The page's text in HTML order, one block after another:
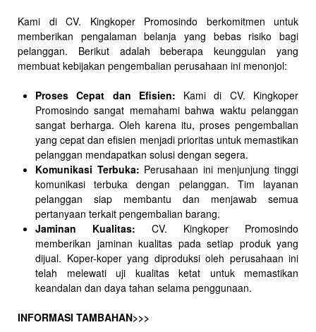
Kami di CV. Kingkoper Promosindo berkomitmen untuk
memberikan pengalaman belanja yang bebas risiko bagi
pelanggan. Berikut adalah beberapa keunggulan yang
membuat kebijakan pengembalian perusahaan ini menonjol:
Proses Cepat dan Efisien: Kami di CV. Kingkoper
Promosindo sangat memahami bahwa waktu pelanggan
sangat berharga. Oleh karena itu, proses pengembalian
yang cepat dan efisien menjadi prioritas untuk memastikan
pelanggan mendapatkan solusi dengan segera.
Komunikasi Terbuka: Perusahaan ini menjunjung tinggi
komunikasi terbuka dengan pelanggan. Tim layanan
pelanggan siap membantu dan menjawab semua
pertanyaan terkait pengembalian barang.
Jaminan Kualitas: CV. Kingkoper Promosindo
memberikan jaminan kualitas pada setiap produk yang
dijual. Koper-koper yang diproduksi oleh perusahaan ini
telah melewati uji kualitas ketat untuk memastikan
keandalan dan daya tahan selama penggunaan.
INFORMASI TAMBAHAN>>>